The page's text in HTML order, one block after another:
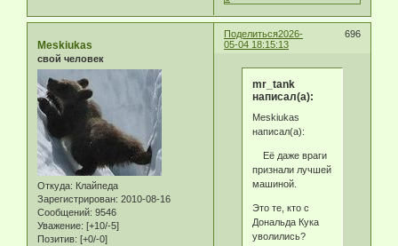
Поделиться 696
2026-
05-04 18:15:13
Meskiukas
свой человек
Откуда: Клайпеда
Зарегистрирован: 2010-08-16
Сообщений: 9546
Уважение: [+10/-5]
Позитив: [+0/-0]
mr_tank
написал(а):
Meskiukas
написал(а):
Её даже враги
признали лучшей
машиной.
Это те, кто с
Дональда Кука
уволились?